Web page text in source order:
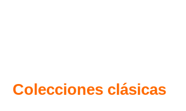
Colecciones clásicas